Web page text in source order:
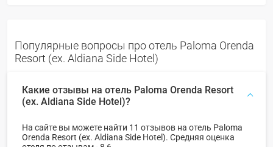
Популярные вопросы про отель Paloma Orenda
Resort (ex. Aldiana Side Hotel)
Какие отзывы на отель Paloma Orenda Resort
(ex. Aldiana Side Hotel)?
На сайте вы можете найти 11 отзывов на отель Paloma
Orenda Resort (ex. Aldiana Side Hotel). Средняя оценка